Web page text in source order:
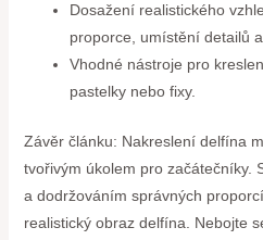
Dosažení realistického
proporce, umístění detailů
Vhodné nástroje pro
pastelky nebo fixy.
Závěr článku: Nakreslení delfína
tvořivým úkolem pro začátečníky.
a dodržováním správných
realistický obraz delfína. Nebojte